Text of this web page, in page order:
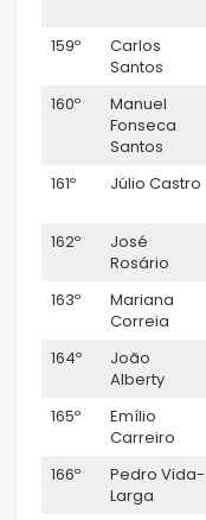
159º
Carlos
Santos
160º
Manuel
Fonseca
Santos
161º Júlio Castro
162º
José
Rosário
163º
Mariana
Correia
164º
João
Alberty
165º
Emílio
Carreiro
166º
Pedro Vida-
Larga